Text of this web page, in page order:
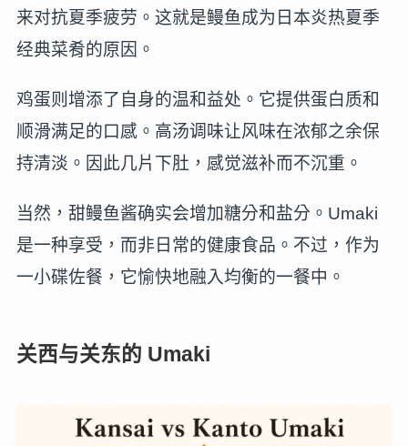
来对抗夏季疲劳。这就是鳗鱼成为日本炎热夏季
经典菜肴的原因。
鸡蛋则增添了自身的温和益处。它提供蛋白质和
顺滑满足的口感。高汤调味让风味在浓郁之余保
持清淡。因此几片下肚，感觉滋补而不沉重。
当然，甜鳗鱼酱确实会增加糖分和盐分。Umaki
是一种享受，而非日常的健康食品。不过，作为
一小碟佐餐，它愉快地融入均衡的一餐中。
关西与关东的 Umaki